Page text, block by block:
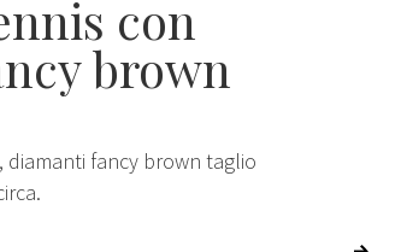
con
brown
diamanti fancy brown taglio